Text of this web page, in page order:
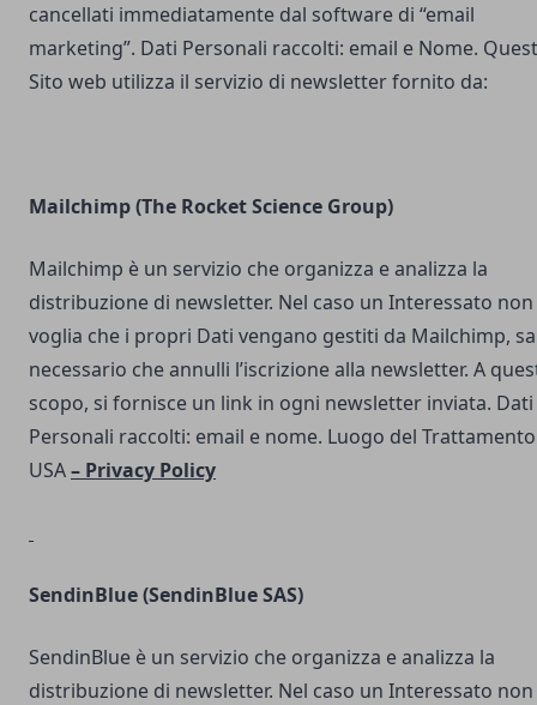
cancellati immediatamente dal software di “email
marketing”. Dati Personali raccolti: email e Nome.
Sito web utilizza il servizio di newsletter fornito da:
Mailchimp (The Rocket Science Group)
Mailchimp è un servizio che organizza e analizza la
distribuzione di newsletter. Nel caso un Interessato non
voglia che i propri Dati vengano gestiti da Mailchimp,
necessario che annulli l’iscrizione alla newsletter. A
scopo, si fornisce un link in ogni newsletter inviata. Dati
Personali raccolti: email e nome. Luogo del
USA– Privacy Policy
SendinBlue(SendinBlue SAS)
SendinBlue è un servizio che organizza e analizza la
distribuzione di newsletter. Nel caso un Interessato non